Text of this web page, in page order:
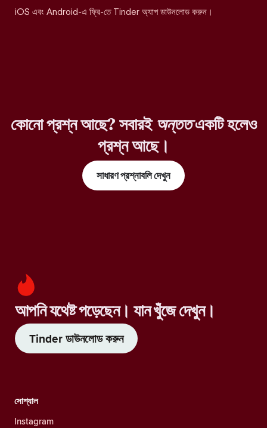
iOS এবং Android-এ ফ্রি-তে Tinder অ্যাপ ডাউনলোড করুন।
কোনো প্রশ্ন আছে? সবারইঅন্ততএকটি হলেও
প্রশ্ন আছে।
সাধারণ প্রশ্নাবলি দেখুন
আপনি যথেষ্ট পড়েছেন। যান খুঁজে দেখুন।
Tinder ডাউনলোড করুন
সোশ্যাল
Instagram